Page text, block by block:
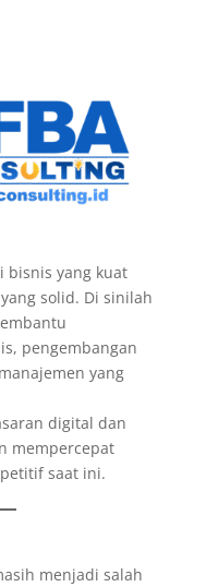
bisnis yang kuat
solid. Di sinilah
pengembangan
yang
digital dan
mempercepat
saat ini.
menjadi salah